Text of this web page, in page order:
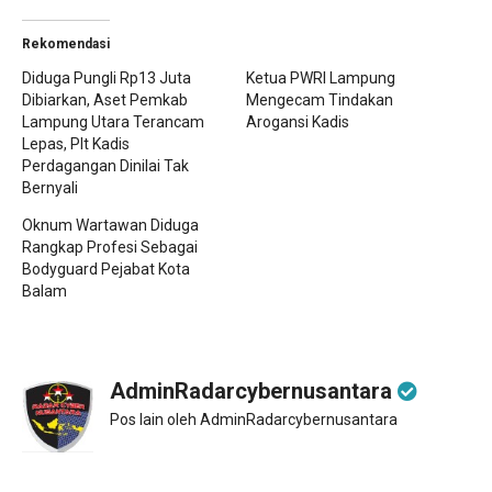
Rekomendasi
Diduga Pungli Rp13 Juta
Dibiarkan, Aset Pemkab
Lampung Utara Terancam
Lepas, Plt Kadis
Perdagangan Dinilai Tak
Bernyali
Ketua PWRI Lampung
Mengecam Tindakan
Arogansi Kadis
Oknum Wartawan Diduga
Rangkap Profesi Sebagai
Bodyguard Pejabat Kota
Balam
AdminRadarcybernusantara
Pos lain oleh AdminRadarcybernusantara